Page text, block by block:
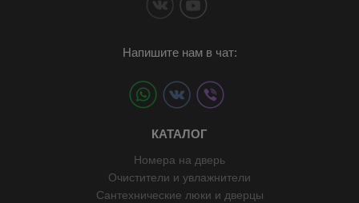
Напишите нам в чат:
КАТАЛОГ
Номера на дверь
Очистители и увлажнители
Сантехнические люки и дверцы